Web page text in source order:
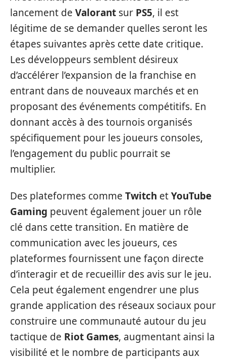
lancement de Valorant sur PS5, il est
légitime de se demander quelles seront les
étapes suivantes après cette date critique.
Les développeurs semblent désireux
d’accélérer l’expansion de la franchise en
entrant dans de nouveaux marchés et en
proposant des événements compétitifs. En
donnant accès à des tournois organisés
spécifiquement pour les joueurs consoles,
l’engagement du public pourrait se
multiplier.
Des plateformes comme Twitch etYouTube
Gaming peuvent également jouer un rôle
clé dans cette transition. En matière de
communication avec les joueurs, ces
plateformes fournissent une façon directe
d’interagir et de recueillir des avis sur le jeu.
Cela peut également engendrer une plus
grande application des réseaux sociaux pour
construire une communauté autour du jeu
tactique de Riot Games, augmentant ainsi la
visibilité et le nombre de participants aux